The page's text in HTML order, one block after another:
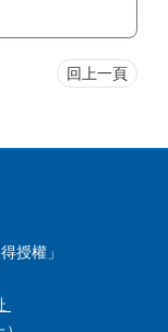
回上一頁
授權」